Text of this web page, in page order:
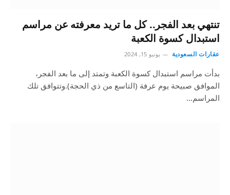
تنتهي بعد الفجر.. كل ما تريد معرفته عن مراسم
استبدال كسوة الكعبة
عقارات السعودية يونيو 15, 2024
بدأت مراسم استبدال كسوة الكعبة وتمتد إلى ما بعد الفجر،
الموافق صبيحة يوم عرفة (التاسع من ذي الحجة).وتتوافق تلك
المراسم…